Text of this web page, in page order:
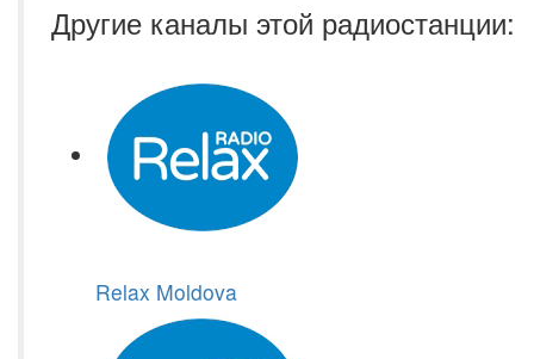
Другие каналы этой радиостанции:
Relax Moldova